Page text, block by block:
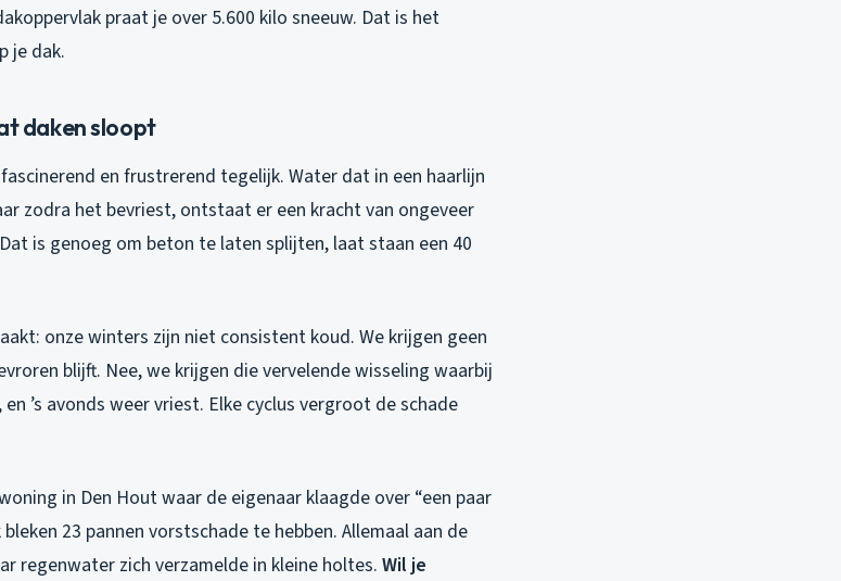
praat je over 5.600 kilo sneeuw. Dat is het
je dak.
daken sloopt
en frustrerend tegelijk. Water dat in een haarlijn
zodra het bevriest, ontstaat er een kracht van ongeveer
is genoeg om beton te laten splijten, laat staan een 40
onze winters zijn niet consistent koud. We krijgen geen
blijft. Nee, we krijgen die vervelende wisseling waarbij
’s avonds weer vriest. Elke cyclus vergroot de schade
in Den Hout waar de eigenaar klaagde over “een paar
23 pannen vorstschade te hebben. Allemaal aan de
regenwater zich verzamelde in kleine holtes. Wil je